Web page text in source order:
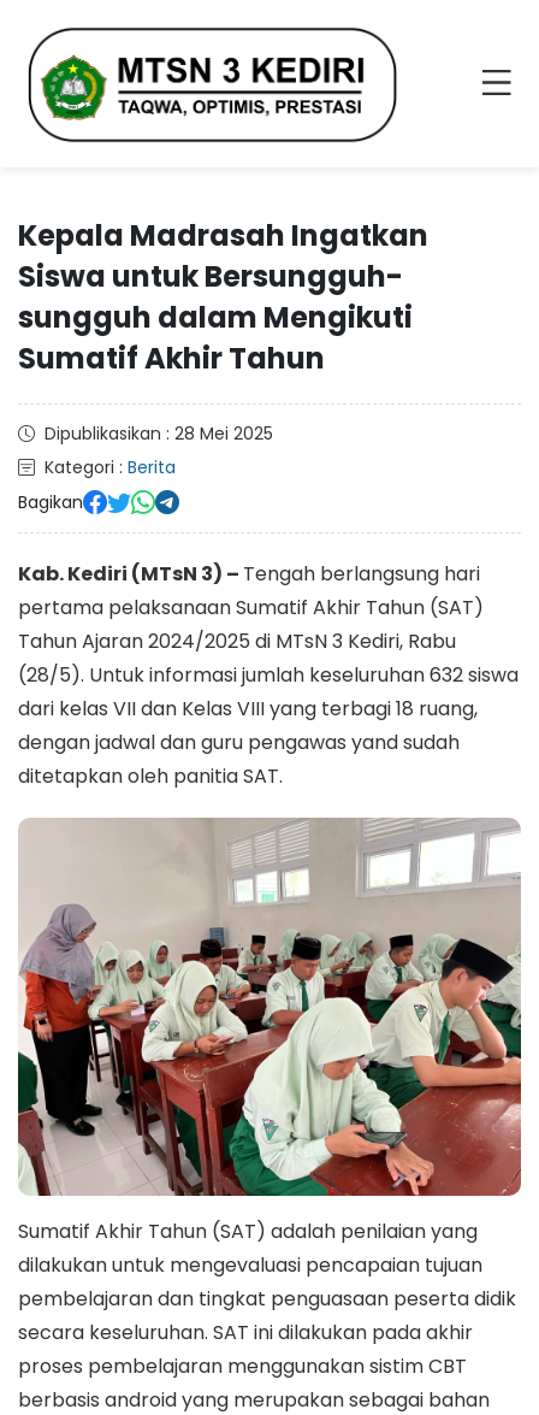
Kepala Madrasah Ingatkan
Siswa untuk Bersungguh-
sungguh dalam Mengikuti
Sumatif Akhir Tahun
Dipublikasikan : 28 Mei 2025
Kategori : Berita
Bagikan
Kab. Kediri (MTsN 3) – Tengah berlangsung hari
pertama pelaksanaan Sumatif Akhir Tahun (SAT)
Tahun Ajaran 2024/2025 di MTsN 3 Kediri, Rabu
(28/5). Untuk informasi jumlah keseluruhan 632 siswa
dari kelas VII dan Kelas VIII yang terbagi 18 ruang,
dengan jadwal dan guru pengawas yand sudah
ditetapkan oleh panitia SAT.
Sumatif Akhir Tahun (SAT) adalah penilaian yang
dilakukan untuk mengevaluasi pencapaian tujuan
pembelajaran dan tingkat penguasaan peserta didik
secara keseluruhan. SAT ini dilakukan pada akhir
proses pembelajaran menggunakan sistim CBT
berbasis android yang merupakan sebagai bahan